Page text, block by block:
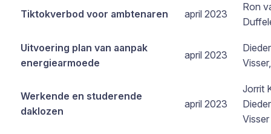
Tiktokverbod voor ambtenaren april 2023
Ron
Uitvoering plan van aanpak
energiearmoede
april 2023
Werkende en studerende
daklozen
april 2023
Jorrit
Visser